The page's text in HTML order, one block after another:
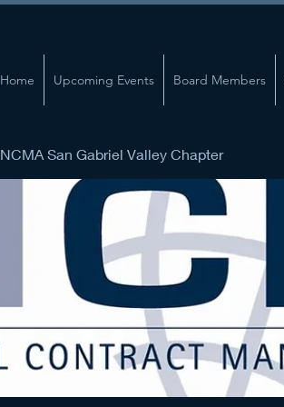
Home Upcoming Events Board Members
NCMA San Gabriel Valley Chapter